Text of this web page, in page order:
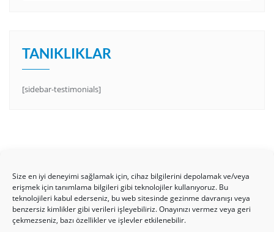
Size en iyi deneyimi sağlamak için, cihaz bilgilerini depolamak ve/veya
erişmek için tanımlama bilgileri gibi teknolojiler kullanıyoruz. Bu
teknolojileri kabul ederseniz, bu web sitesinde gezinme davranışı veya
benzersiz kimlikler gibi verileri işleyebiliriz. Onayınızı vermez veya geri
çekmezseniz, bazı özellikler ve işlevler etkilenebilir.
TANIKLIKLAR
[sidebar-testimonials]
HAKKIMIZDA Üyelik Kuralları
Bize Yazın